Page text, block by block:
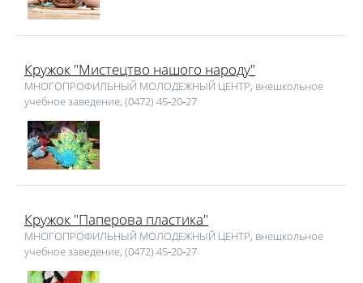
Кружок "Мистецтво нашого народу"
МНОГОПРОФИЛЬНЫЙ МОЛОДЕЖНЫЙ ЦЕНТР, внешкольное
учебное заведение, (0472) 45‑20‑27
Кружок "Паперова пластика"
МНОГОПРОФИЛЬНЫЙ МОЛОДЕЖНЫЙ ЦЕНТР, внешкольное
учебное заведение, (0472) 45‑20‑27